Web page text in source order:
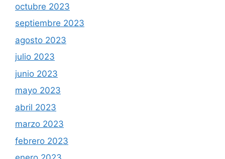
octubre 2023
septiembre 2023
agosto 2023
julio 2023
junio 2023
mayo 2023
abril 2023
marzo 2023
febrero 2023